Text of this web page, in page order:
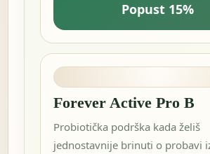
Popust 15%
Forever Active Pro B
Probiotička podrška kada želiš
jednostavnije brinuti o probavi